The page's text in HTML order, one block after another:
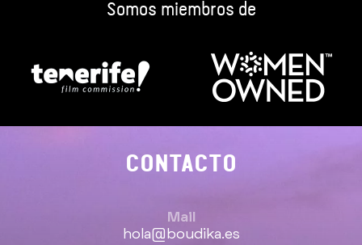
Somos miembros de
CONTACTO
Mail
hola@boudika.es